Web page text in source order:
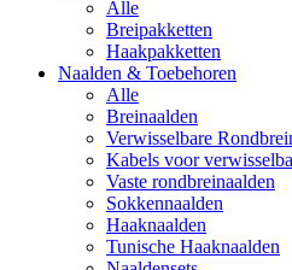
Alle
Breipakketten
Haakpakketten
Naalden & Toebehoren
Alle
Breinaalden
Verwisselbare
Kabels voor
Vaste rondbreinaalden
Sokkennaalden
Haaknaalden
Tunische Haaknaalden